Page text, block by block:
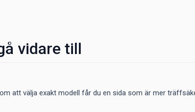
vidare till
att välja exakt modell får du en sida som är mer